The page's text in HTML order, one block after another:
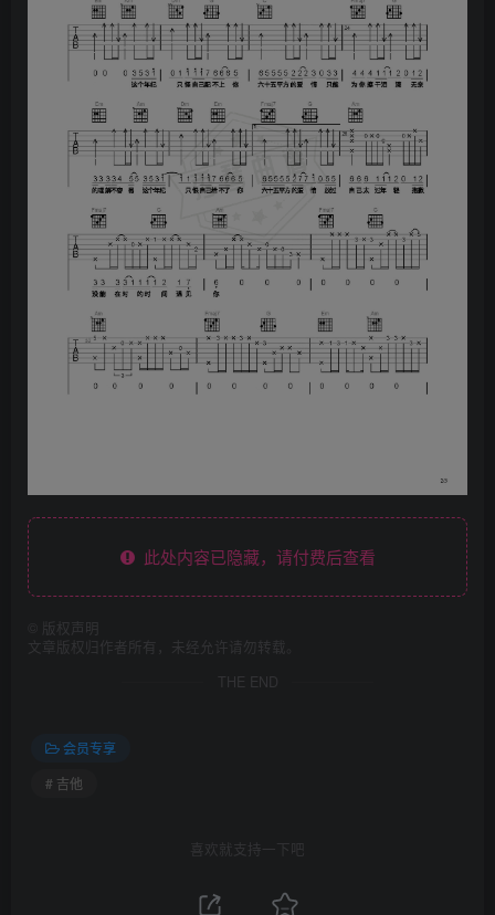
此处内容已隐藏，请付费后查看
版权声明
文章版权归作者所有，未经允许请勿转载。
THE END
会员专享
# 吉他
喜欢就支持一下吧